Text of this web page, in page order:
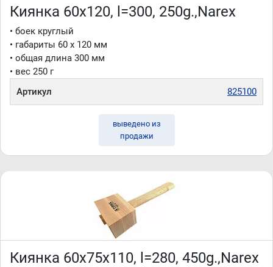
Киянка 60x120, l=300, 250g.,Narex
• боек круглый
• габариты 60 x 120 мм
• общая длина 300 мм
• вес 250 г
Артикул
825100
выведено из
продажи
Киянка 60x75x110, l=280, 450g.,Narex